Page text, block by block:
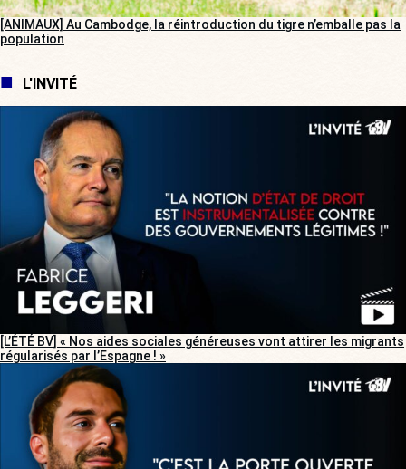
[ANIMAUX] Au Cambodge, la réintroduction du tigre n’emballe pas la
population
L'INVITÉ
[L’ÉTÉ BV] « Nos aides sociales généreuses vont attirer les migrants
régularisés par l’Espagne ! »